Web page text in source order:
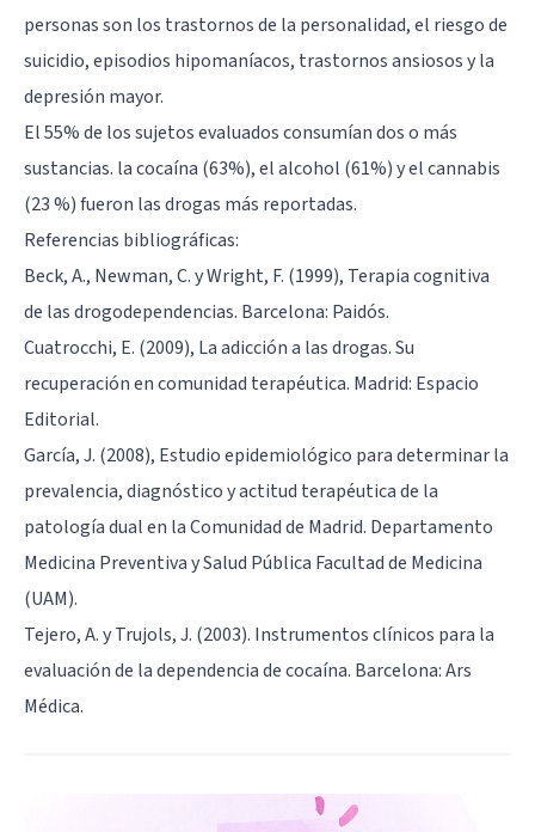
personas son los trastornos de la personalidad, el riesgo de
suicidio, episodios hipomaníacos, trastornos ansiosos y la
depresión mayor.
El 55% de los sujetos evaluados consumían dos o más
sustancias. la cocaína (63%), el alcohol (61%) y el cannabis
(23 %) fueron las drogas más reportadas.
Referencias bibliográficas:
Beck, A., Newman, C. y Wright, F. (1999), Terapia cognitiva
de las drogodependencias. Barcelona: Paidós.
Cuatrocchi, E. (2009), La adicción a las drogas. Su
recuperación en comunidad terapéutica. Madrid: Espacio
Editorial.
García, J. (2008), Estudio epidemiológico para determinar la
prevalencia, diagnóstico y actitud terapéutica de la
patología dual en la Comunidad de Madrid. Departamento
Medicina Preventiva y Salud Pública Facultad de Medicina
(UAM).
Tejero, A. y Trujols, J. (2003). Instrumentos clínicos para la
evaluación de la dependencia de cocaína. Barcelona: Ars
Médica.